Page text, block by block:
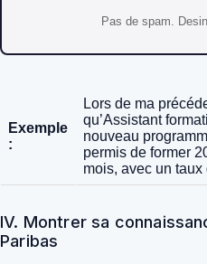
Pas de spam.
Exemple
:
Lors de ma
qu’Assistant
nouveau
permis de former
mois, avec un
IV. Montrer sa
Paribas